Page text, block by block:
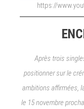
https://
Après trois
positionner sur le
ambitions affirmées,
le 15 novembre